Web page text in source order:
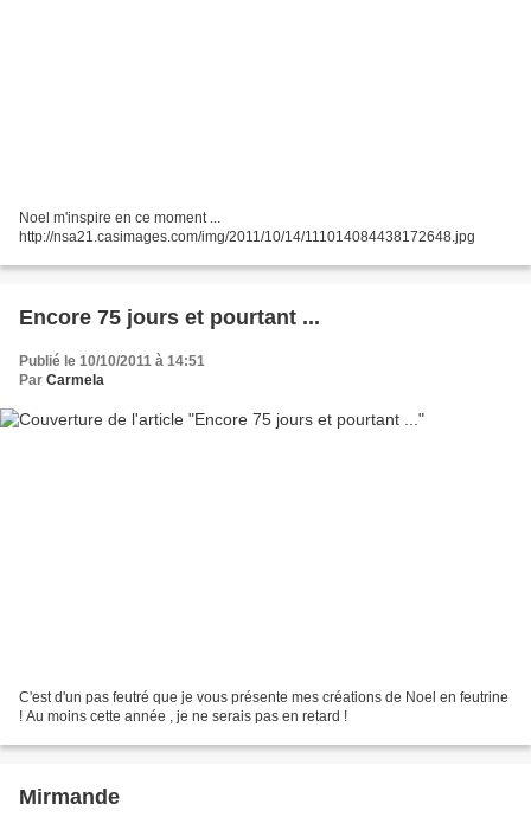
Noel m'inspire en ce moment ...
http://nsa21.casimages.com/img/2011/10/14/111014084438172648.jpg
Encore 75 jours et pourtant ...
Publié le 10/10/2011 à 14:51
Par Carmela
C'est d'un pas feutré que je vous présente mes créations de Noel en feutrine
! Au moins cette année , je ne serais pas en retard !
Mirmande